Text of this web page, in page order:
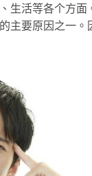
生活等各个方
主要原因之一